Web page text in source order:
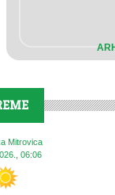
Mitrovica
06:06